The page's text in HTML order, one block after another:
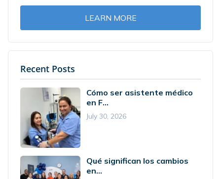
LEARN MORE
Recent Posts
Cómo ser asistente médico
en F...
July 30, 2026
Qué significan los cambios
en...